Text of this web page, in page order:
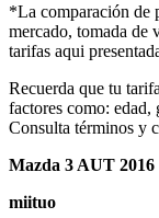
*La comparación de
mercado, tomada de
tarifas aqui
Recuerda que tu
factores como: edad,
Consulta términos y
Mazda 3 AUT 2016
miituo